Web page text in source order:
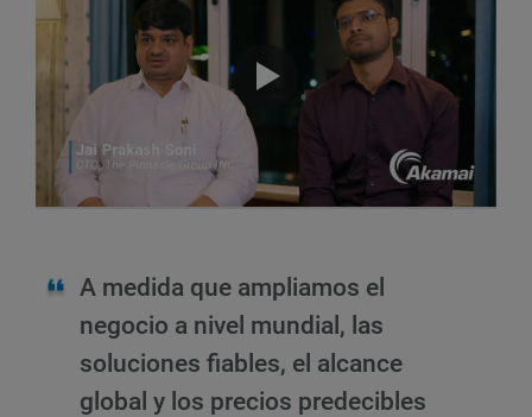
A medida que ampliamos el
negocio a nivel mundial, las
soluciones fiables, el alcance
global y los precios predecibles